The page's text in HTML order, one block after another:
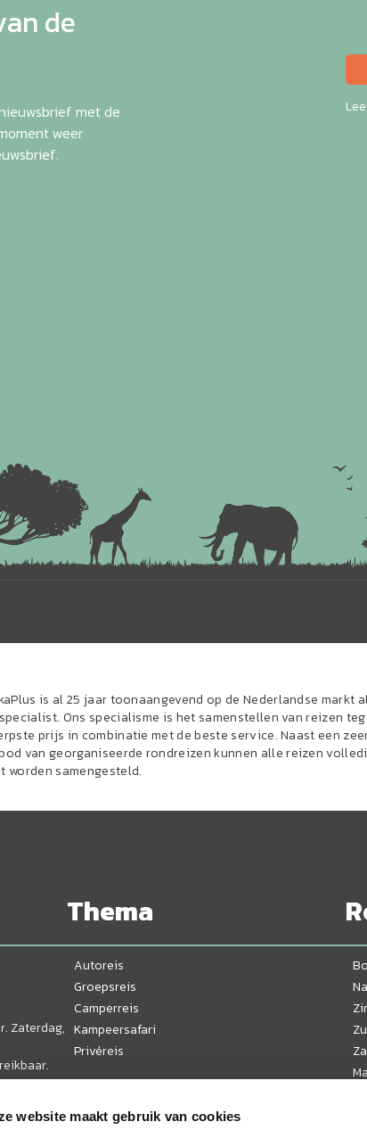
website maakt gebruik van cookies
de
met de
weer
is al 25 jaar toonaangevend op de Nederlandse markt
Ons specialisme is het samenstellen van reizen
prijs in combinatie met de beste service. Naast een
van georganiseerde rondreizen kunnen alle reizen
worden samengesteld.
Zaterdag,
Thema
Autoreis
Groepsreis
Camperreis
Kampeersafari
Privéreis